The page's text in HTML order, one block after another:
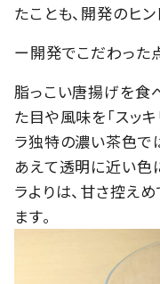
たことも、開発のヒン
ー開発でこだわった
脂っこい唐揚げを食
た目や風味を「スッ
ラ独特の濃い茶色で
あえて透明に近い色
ラよりは、甘さ控え
ます。